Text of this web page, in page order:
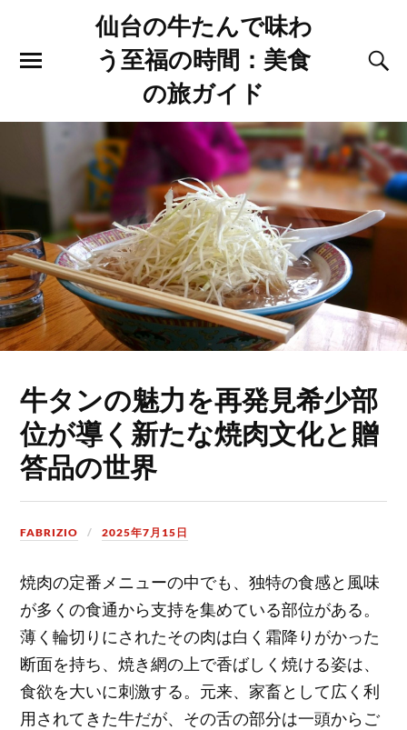
仙台の牛たんで味わ
う至福の時間：美食
の旅ガイド
牛タンの魅力を再発見希少部
位が導く新たな焼肉文化と贈
答品の世界
FABRIZIO 2025年7月15日
焼肉の定番メニューの中でも、独特の食感と風味
が多くの食通から支持を集めている部位がある。
薄く輪切りにされたその肉は白く霜降りがかった
断面を持ち、焼き網の上で香ばしく焼ける姿は、
食欲を大いに刺激する。元来、家畜として広く利
用されてきた牛だが、その舌の部分は一頭からご